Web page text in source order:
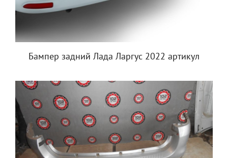
Бампер задний Лада Ларгус 2022 артикул